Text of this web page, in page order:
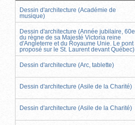
Dessin d'architecture (Académie de
musique)
Dessin d'architecture (Année jubilaire, 60e
du règne de sa Majesté Victoria reine
d'Angleterre et du Royaume Unie. Le pont
proposé sur le St. Laurent devant Québec)
Dessin d'architecture (Arc, tablette)
Dessin d'architecture (Asile de la Charité)
Dessin d'architecture (Asile de la Charité)